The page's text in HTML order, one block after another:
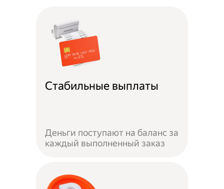
Стабильные выплаты
Деньги поступают на баланс за
каждый выполненный заказ